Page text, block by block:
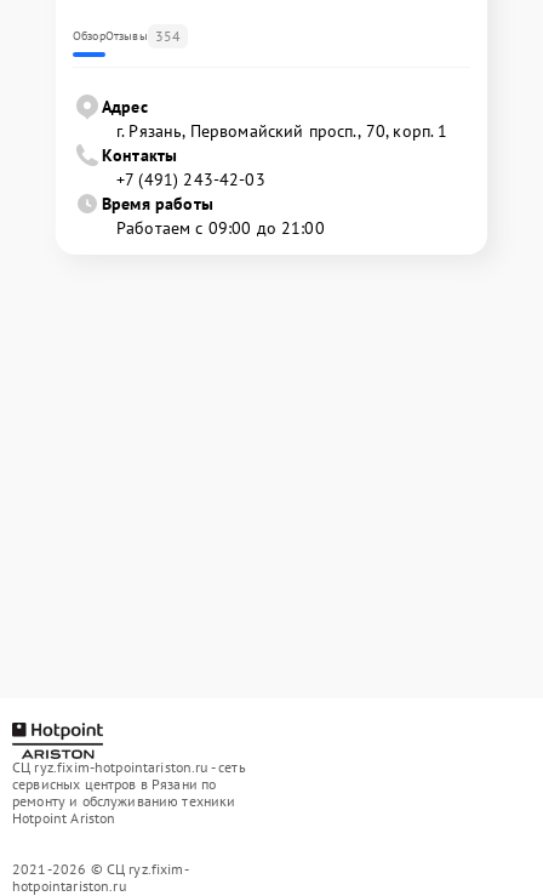
ОбзорОтзывы 354
Адрес
г. Рязань, Первомайский просп., 70, корп. 1
Контакты
+7 (491) 243-42-03
Время работы
Работаем с 09:00 до 21:00
СЦ ryz.fixim-hotpointariston.ru - сеть
сервисных центров в Рязани по
ремонту и обслуживанию техники
Hotpoint Ariston
2021-2026 © СЦ ryz.fixim-
hotpointariston.ru